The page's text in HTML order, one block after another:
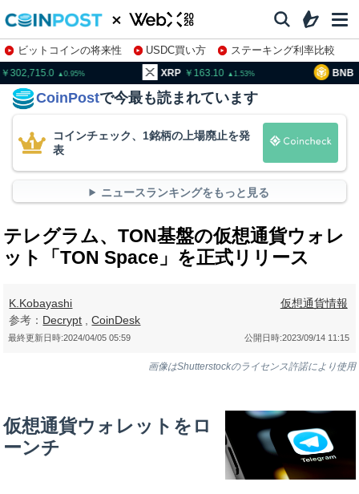
ビットコインの将来性 USDC買い方
ステーキング利率比較
株特集・関連銘柄
0.95 XRP 163.10 1.53 BNB
CoinPostで今最も読まれています
コインチェック、1銘柄の上場廃止を発
表
ニュースランキングをもっと見る
テレグラム、TON基盤の仮想通貨ウォレ
ット「TON Space」を正式リリース
K.Kobayashi
参考： Decrypt ,CoinDesk
仮想通貨情報
公開日時:2023/09/14 11:15
最終更新日時:2024/04/05 05:59
画像はShutterstockのライセンス許諾により使用
仮想通貨ウォレットをロ
ーンチ